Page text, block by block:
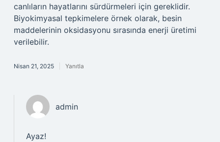
canlıların hayatlarını sürdürmeleri için gereklidir.
Biyokimyasal tepkimelere örnek olarak, besin
maddelerinin oksidasyonu sırasında enerji üretimi
verilebilir.
Nisan 21, 2025 Yanıtla
admin
Ayaz!